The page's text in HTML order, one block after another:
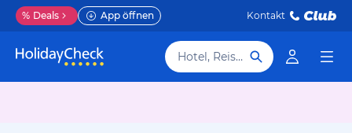
% Deals App öffnen Kontakt
Hotel, Reiseziel